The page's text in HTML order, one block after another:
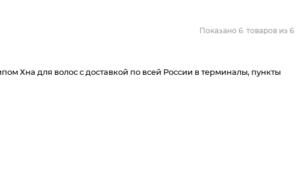
Показано 6 товаров из 6
Хна для волос c доставкой по всей России в терминалы, пункты